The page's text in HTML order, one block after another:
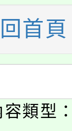
選結果
年度第
結果(
分析基
導中心
辦理
音徵選
業人
賠案件
首頁
類型